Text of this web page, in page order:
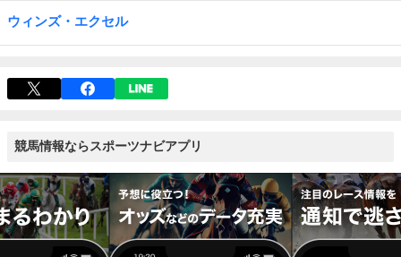
ウィンズ・エクセル
競馬情報ならスポーツナビアプリ